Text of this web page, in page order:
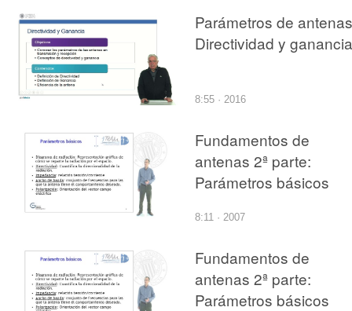
Parámetros de
Directividad y ganancia
8:55 · 2016
Fundamentos de
antenas 2ª parte:
Parámetros básicos
8:11 · 2007
Fundamentos de
antenas 2ª parte:
Parámetros básicos